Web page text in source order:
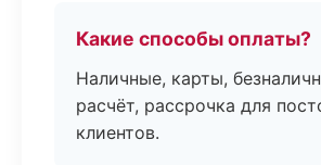
Какие способы оплаты?
Наличные, карты,
расчёт, рассрочка для
клиентов.